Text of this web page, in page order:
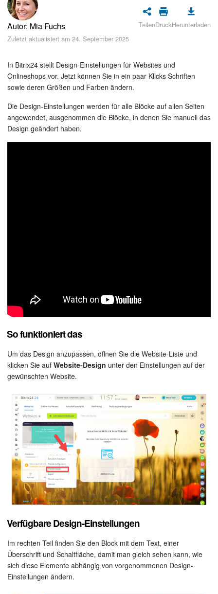
Sicherheit
Womit fangen Sie an?
Abonnement
Messenger
Elektronische Unterschrift für HR
Elektronische Unterschrift
Contact Center
Mitarbeiter-Widget
Marketing
Vertriebsstelle
CRM-Analytik
BI-Builder
Automatisierung
Workflows
Autor: Mia Fuchs
Zuletzt aktualisiert am 24. September 2025
TeilenDruckHerunterladen
In Bitrix24 stellt Design-Einstellungen für Websites und
Onlineshops vor. Jetzt können Sie in ein paar Klicks Schriften
sowie deren Größen und Farben ändern.
Die Design-Einstellungen werden für alle Blöcke auf allen Seiten
angewendet, ausgenommen die Blöcke, in denen Sie manuell das
Design geändert haben.
So funktioniert das
Um das Design anzupassen, öffnen Sie die Website-Liste und
klicken Sie auf Website-Design unter den Einstellungen auf der
gewünschten Website.
Verfügbare Design-Einstellungen
Im rechten Teil finden Sie den Block mit dem Text, einer
Überschrift und Schaltfläche, damit man gleich sehen kann, wie
sich diese Elemente abhängig von vorgenommenen Design-
Einstellungen ändern.